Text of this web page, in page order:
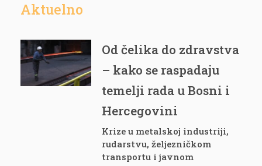
Aktuelno
Od čelika do zdravstva
– kako se raspadaju
temelji rada u Bosni i
Hercegovini
Krize u metalskoj industriji,
rudarstvu, željezničkom
transportu i javnom